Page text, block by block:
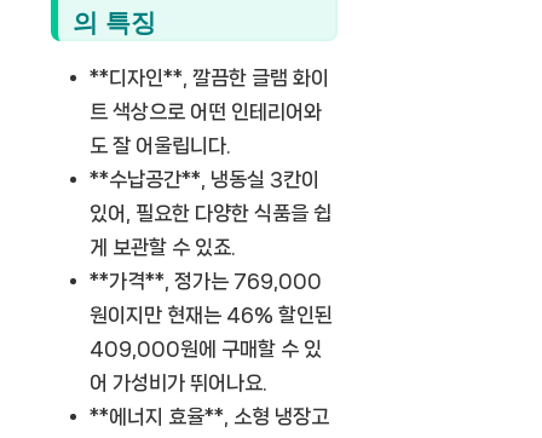
의 특징
**디자인**, 깔끔한 글램 화이
트 색상으로 어떤 인테리어와
도 잘 어울립니다.
**수납공간**, 냉동실 3칸이
있어, 필요한 다양한 식품을 쉽
게 보관할 수 있죠.
**가격**, 정가는 769,000
원이지만 현재는 46% 할인된
409,000원에 구매할 수 있
어 가성비가 뛰어나요.
**에너지 효율**, 소형 냉장고